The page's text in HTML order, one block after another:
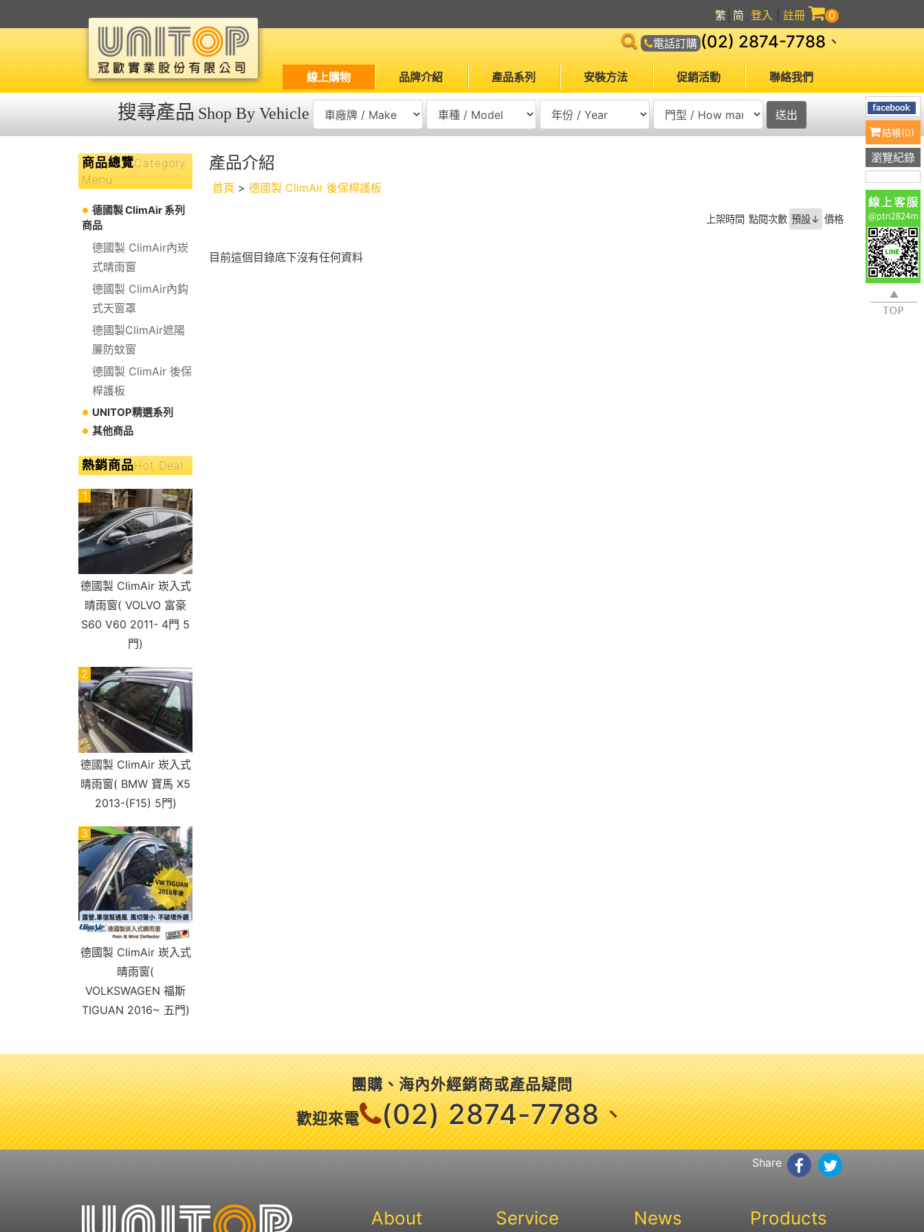
結帳(0)
瀏覽紀錄
登入 註冊 0
繁 简
電話訂購 (02) 2874-7788 、
線上購物 品牌介紹 產品系列 安裝方法 促銷活動 聯絡我們
搜尋產品 Shop By Vehicle
商品總覽Category
Menu
德國製 ClimAir 系列
商品
德國製 ClimAir內崁
式晴雨窗
德國製 ClimAir內鈎
式天窗罩
德國製ClimAir遮陽
簾防蚊窗
德國製 ClimAir 後保
桿護板
UNITOP精選系列
其他商品
熱銷商品Hot Deal
1
德國製 ClimAir 崁入式
晴雨窗( VOLVO 富豪
S60 V60 2011- 4門 5
門)
2
德國製 ClimAir 崁入式
晴雨窗( BMW 寶馬 X5
2013-(F15) 5門)
3
德國製 ClimAir 崁入式
晴雨窗(
VOLKSWAGEN 福斯
TIGUAN 2016~ 五門)
產品介紹
首頁 > 德國製 ClimAir 後保桿護板
上架時間 點閱次數 預設↓ 價格
目前這個目錄底下沒有任何資料
團購、海內外經銷商或產品疑問
歡迎來電
(02) 2874-7788、
Share
About Service News Products